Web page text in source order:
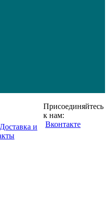
Доставка и
Присоединяйтесь
к нам:
Вконтакте